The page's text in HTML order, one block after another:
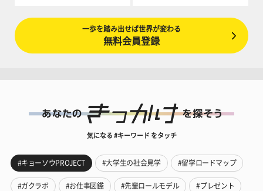
一歩を踏み出せば世界が変わる
無料会員登録
気になる #キーワード をタッチ
#キョーソウPROJECT #大学生の社会見学 #留学ロードマップ
#ガクラボ #お仕事図鑑 #先輩ロールモデル #プレゼント